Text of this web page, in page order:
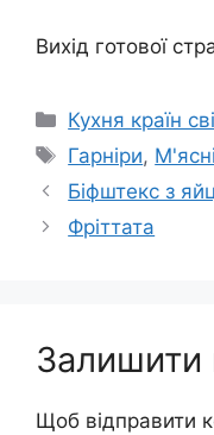
Вихід готової
Категорії
Кухня країн
Позначки
Гарніри,
Біфштекс з
Фріттата
Залишити
Щоб відправити